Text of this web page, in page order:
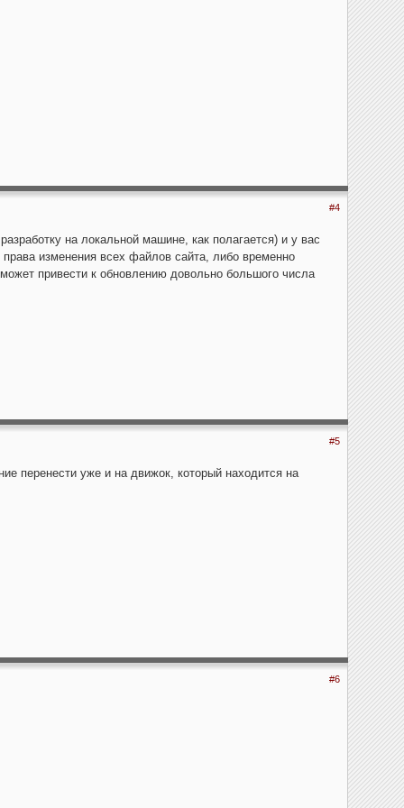
#4
на локальной машине, как полагается) и у вас
изменения всех файлов сайта, либо временно
привести к обновлению довольно большого числа
#5
перенести уже и на движок, который находится на
#6